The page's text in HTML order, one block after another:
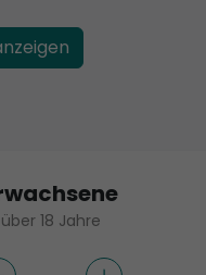
über 18 Jahre